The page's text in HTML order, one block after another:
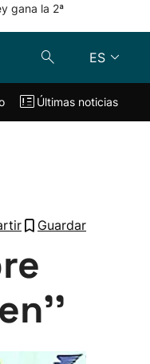
gana la 2ª
ES
En directo
Últimas noticias
Guardar